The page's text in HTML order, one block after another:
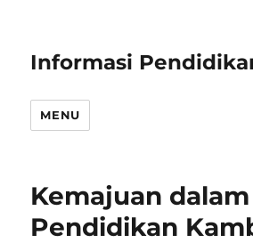
Informasi
MENU
Kemajuan
Pendidikan